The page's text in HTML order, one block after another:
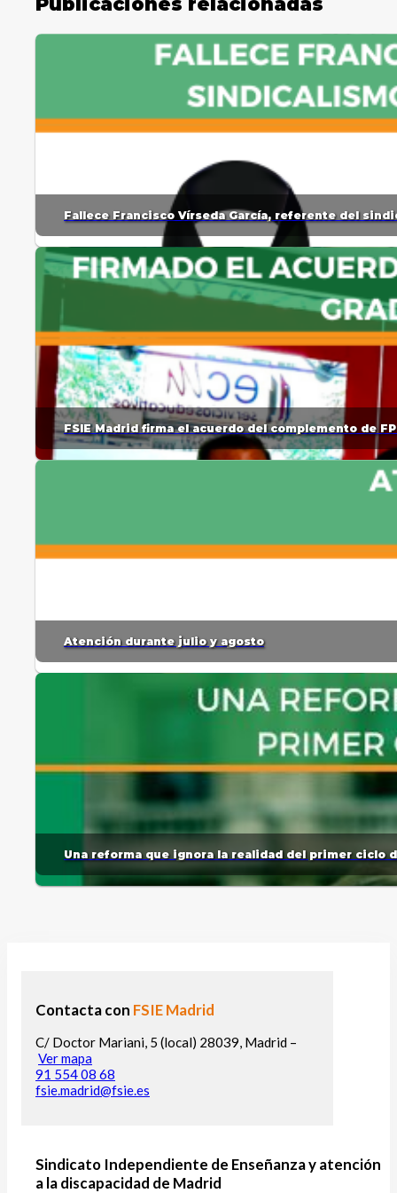
Fallece Francisco Vírseda García, referente del
FSIE Madrid firma el acuerdo del complemento de
Atención durante julio y agosto
Una reforma que ignora la realidad del primer ciclo
Contacta con FSIE Madrid
C/ Doctor Mariani, 5 (local) 28039, Madrid –
Ver mapa
91 554 08 68
fsie.madrid@fsie.es
Sindicato Independiente de Enseñanza y atención
a la discapacidad de Madrid